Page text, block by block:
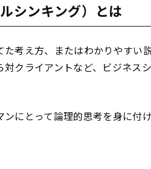
シンキング）とは
考え方、またはわかりやすい
クライアントなど、ビジネス
にとって論理的思考を身に付